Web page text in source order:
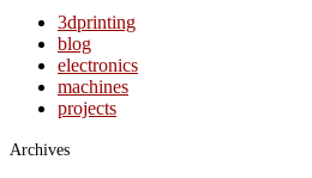
3dprinting
blog
electronics
machines
projects
Archives